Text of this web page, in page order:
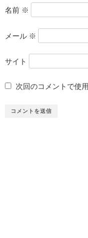
名前 ※
メール ※
サイト
次回のコメントで使